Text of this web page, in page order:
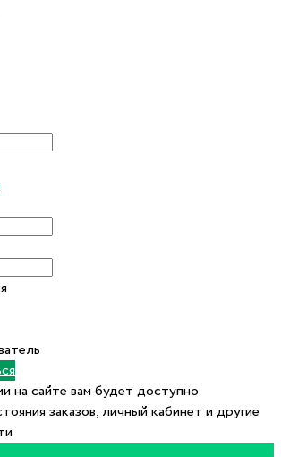
на сайте вам будет доступно
заказов, личный кабинет и другие